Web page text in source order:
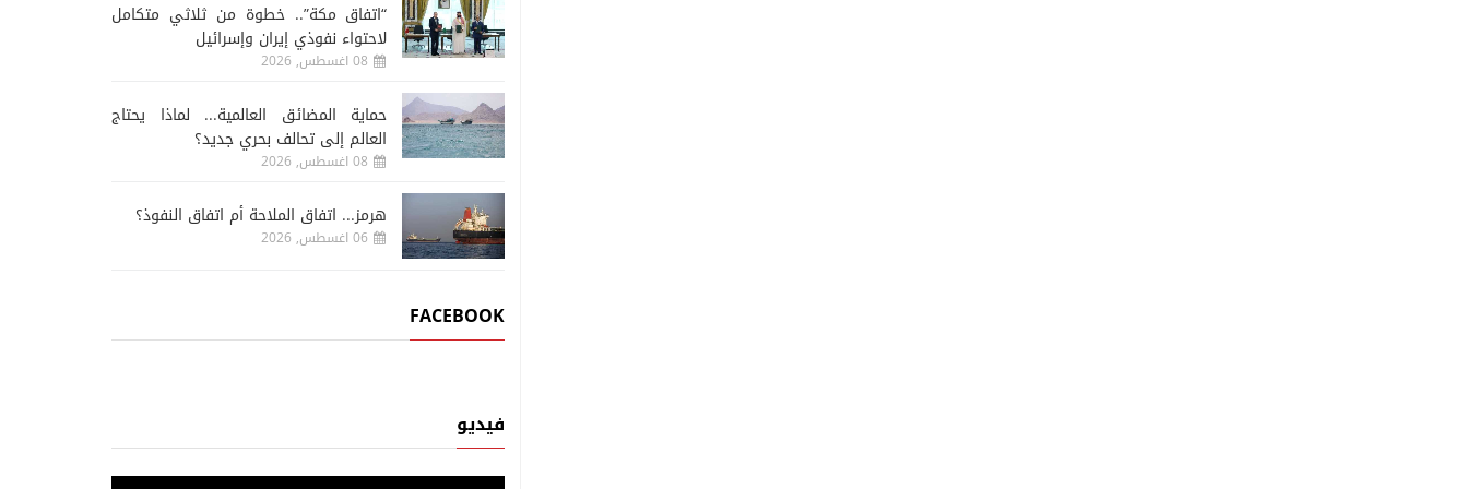
“اتفاق مكة”.. خطوة من ثلاثي متكامل
لاحتواء نفوذي إيران وإسرائيل
08 اغسطس, 2026
حماية المضائق العالمية... لماذا يحتاج
العالم إلى تحالف بحري جديد؟
08 اغسطس, 2026
هرمز... اتفاق الملاحة أم اتفاق النفوذ؟
06 اغسطس, 2026
FACEBOOK
فيديو